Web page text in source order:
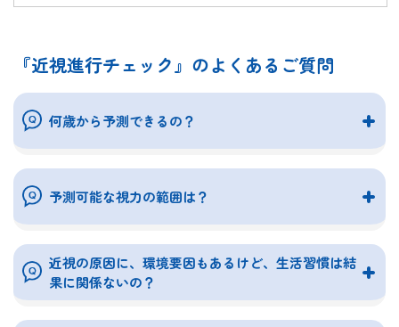
『近視進行チェック』のよくあるご質問
何歳から予測できるの？
予測可能な視力の範囲は？
近視の原因に、環境要因もあるけど、生活習慣は結
果に関係ないの？